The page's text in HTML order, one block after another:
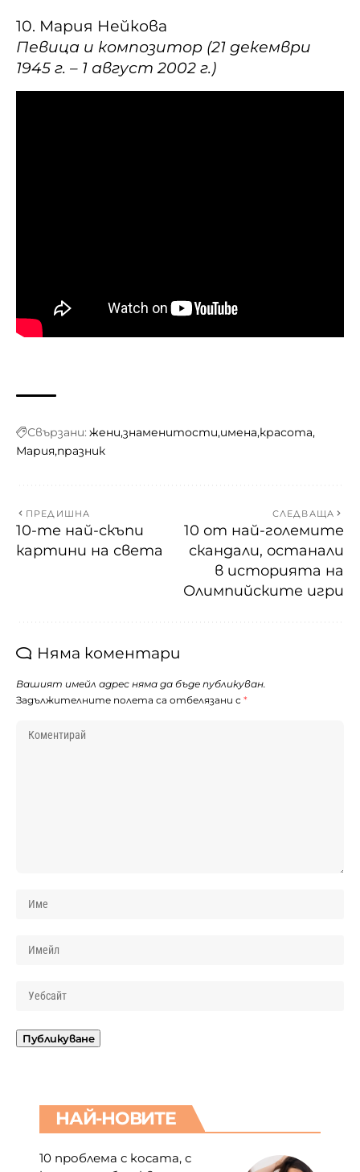
10. Мария Нейкова
Певица и композитор (21 декември
1945 г. – 1 август 2002 г.)
Свързани: жени знаменитости имена красота
Мария празник
ПРЕДИШНА
10-те най-скъпи
картини на света
СЛЕДВАЩА
10 от най-големите
скандали, останали
в историята на
Олимпийските игри
Няма коментари
Вашият имейл адрес няма да бъде публикуван.
Задължителните полета са отбелязани с *
НАЙ-НОВИТЕ
10 проблема с косата, с